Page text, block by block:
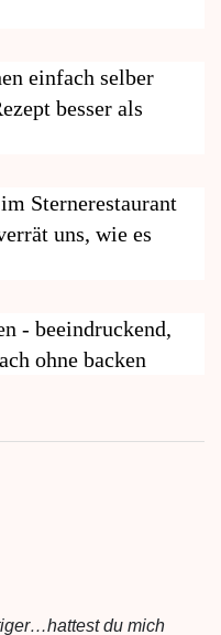
einfach selber
besser als
Sternerestaurant
uns, wie es
- beeindruckend,
ohne backen
du mich